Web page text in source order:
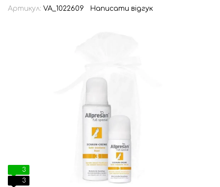
Артикул: VA_1022609 Написати відгук
3
3